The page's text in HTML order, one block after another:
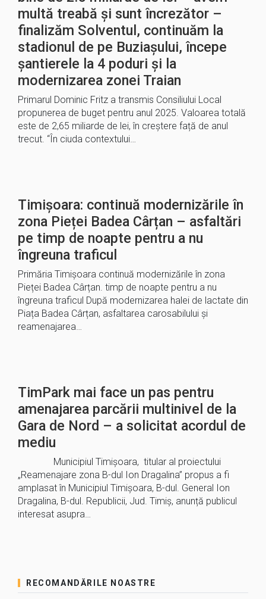
multă treabă și sunt încrezător –
finalizăm Solventul, continuăm la
stadionul de pe Buziașului, începe
șantierele la 4 poduri și la
modernizarea zonei Traian
Primarul Dominic Fritz a transmis Consiliului Local
propunerea de buget pentru anul 2025. Valoarea totală
este de 2,65 miliarde de lei, în creștere față de anul
trecut. “În ciuda contextului…
Timișoara: continuă modernizările în
zona Pieței Badea Cârțan – asfaltări
pe timp de noapte pentru a nu
îngreuna traficul
Primăria Timișoara continuă modernizările în zona
Pieței Badea Cârțan. timp de noapte pentru a nu
îngreuna traficul După modernizarea halei de lactate din
Piața Badea Cârțan, asfaltarea carosabilului și
reamenajarea…
TimPark mai face un pas pentru
amenajarea parcării multinivel de la
Gara de Nord – a solicitat acordul de
mediu
Municipiul Timişoara, titular al proiectului
„Reamenajare zona B-dul Ion Dragalina” propus a fi
amplasat în Municipiul Timișoara, B-dul. General Ion
Dragalina, B-dul. Republicii, Jud. Timiș, anunță publicul
interesat asupra…
RECOMANDĂRILE NOASTRE